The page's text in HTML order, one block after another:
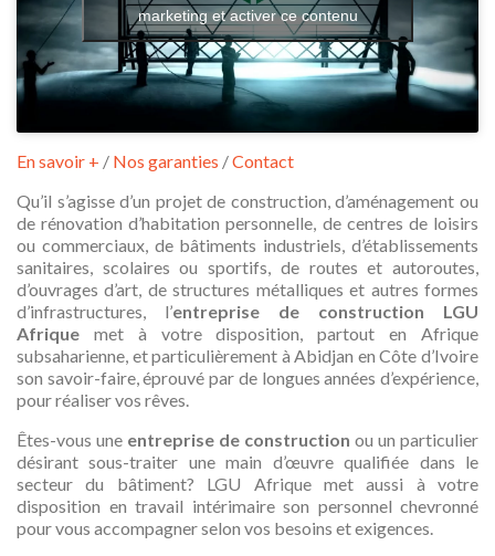
marketing et activer ce contenu
En savoir + / Nos garanties /Contact
Qu’il s’agisse d’un projet de construction, d’aménagement ou
de rénovation d’habitation personnelle, de centres de loisirs
ou commerciaux, de bâtiments industriels, d’établissements
sanitaires, scolaires ou sportifs, de routes et autoroutes,
d’ouvrages d’art, de structures métalliques et autres formes
d’infrastructures, l’entreprise de construction LGU
Afrique met à votre disposition, partout en Afrique
subsaharienne, et particulièrement à Abidjan en Côte d’Ivoire
son savoir-faire, éprouvé par de longues années d’expérience,
pour réaliser vos rêves.
Êtes-vous une entreprise de construction ou un particulier
désirant sous-traiter une main d’œuvre qualifiée dans le
secteur du bâtiment? LGU Afrique met aussi à votre
disposition en travail intérimaire son personnel chevronné
pour vous accompagner selon vos besoins et exigences.